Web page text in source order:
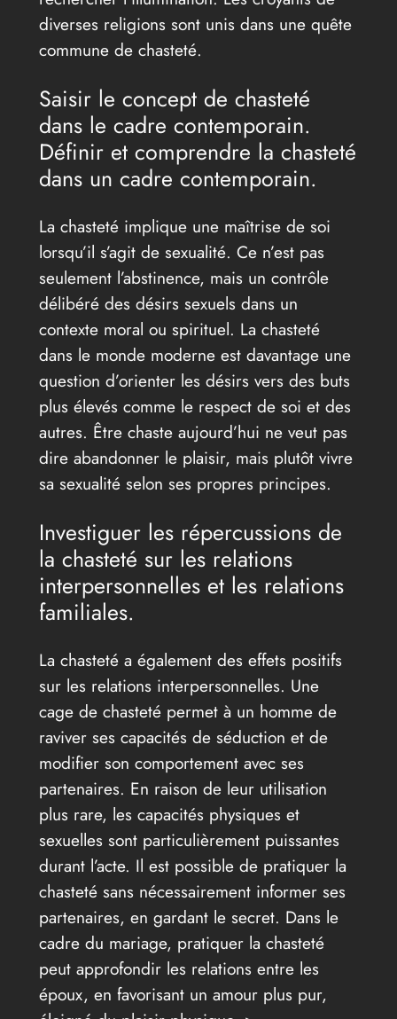
diverses religions sont unis dans une quête
commune de chasteté.
Saisir le concept de chasteté
dans le cadre contemporain.
Définir et comprendre la chasteté
dans un cadre contemporain.
La chasteté implique une maîtrise de soi
lorsqu’il s’agit de sexualité. Ce n’est pas
seulement l’abstinence, mais un contrôle
délibéré des désirs sexuels dans un
contexte moral ou spirituel. La chasteté
dans le monde moderne est davantage une
question d’orienter les désirs vers des buts
plus élevés comme le respect de soi et des
autres. Être chaste aujourd’hui ne veut pas
dire abandonner le plaisir, mais plutôt vivre
sa sexualité selon ses propres principes.
Investiguer les répercussions de
la chasteté sur les relations
interpersonnelles et les relations
familiales.
La chasteté a également des effets positifs
sur les relations interpersonnelles. Une
cage de chasteté permet à un homme de
raviver ses capacités de séduction et de
modifier son comportement avec ses
partenaires. En raison de leur utilisation
plus rare, les capacités physiques et
sexuelles sont particulièrement puissantes
durant l’acte. Il est possible de pratiquer la
chasteté sans nécessairement informer ses
partenaires, en gardant le secret. Dans le
cadre du mariage, pratiquer la chasteté
peut approfondir les relations entre les
époux, en favorisant un amour plus pur,